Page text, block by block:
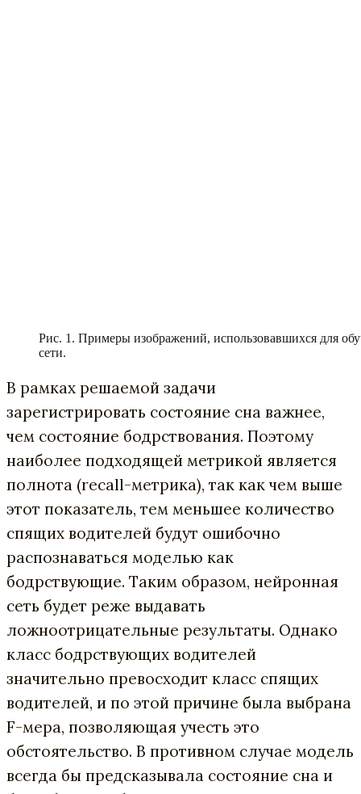
Рис. 1. Примеры изображений, использовавшихся для
сети.
В рамках решаемой задачи
зарегистрировать состояние сна важнее,
чем состояние бодрствования. Поэтому
наиболее подходящей метрикой является
полнота (recall-метрика), так как чем выше
этот показатель, тем меньшее количество
спящих водителей будут ошибочно
распознаваться моделью как
бодрствующие. Таким образом, нейронная
сеть будет реже выдавать
ложноотрицательные результаты. Однако
класс бодрствующих водителей
значительно превосходит класс спящих
водителей, и по этой причине была выбрана
F-мера, позволяющая учесть это
обстоятельство. В противном случае модель
всегда бы предсказывала состояние сна и